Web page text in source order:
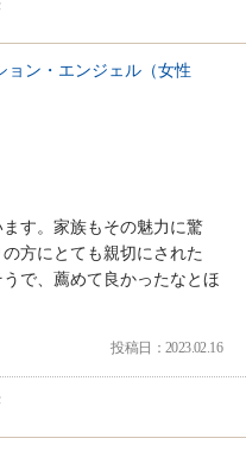
ョン・エンジェル（女性
す。家族もその魅力に驚
方にとても親切にされた
で、薦めて良かったなとほ
投稿日：2023.02.16